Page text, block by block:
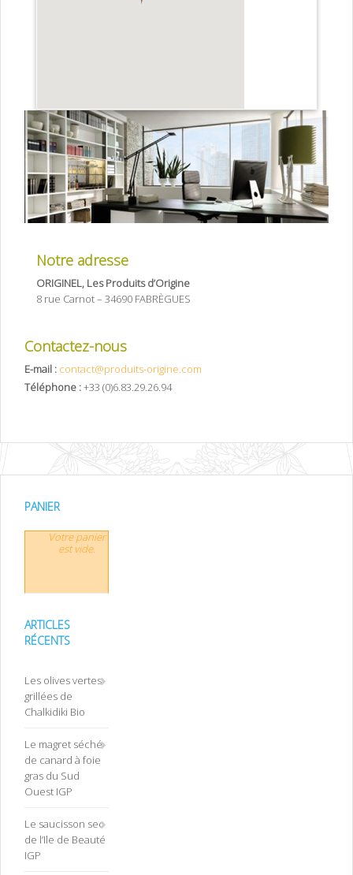
Notre adresse
ORIGINEL, Les Produits d’Origine
8 rue Carnot – 34690 FABRÈGUES
Contactez-nous
E-mail : contact@produits-origine.com
Téléphone :+33 (0)6.83.29.26.94
PANIER
Votre panier
est vide.
ARTICLES
RÉCENTS
Les olives vertes
grillées de
Chalkidiki Bio
Le magret séché
de canard à foie
gras du Sud
Ouest IGP
Le saucisson sec
de l’Ile de Beauté
IGP